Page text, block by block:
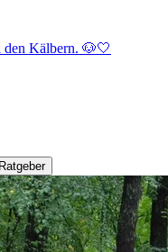
den Kälbern. 🐶🤍